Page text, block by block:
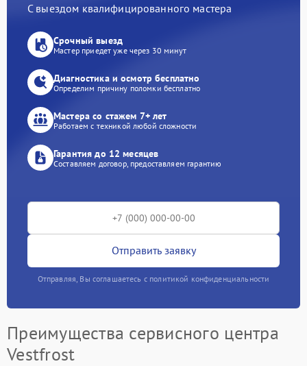
С выездом квалифицированного мастера
Срочный выезд
Мастер приедет уже через 30 минут
Диагностика и осмотр бесплатно
Определим причину поломки бесплатно
Мастера со стажем 7+ лет
Работаем с техникой любой сложности
Гарантия до 12 месяцев
Составляем договор, предоставляем гарантию
Отправить заявку
Отправляя, Вы соглашаетесь с политикой конфиденциальности
Преимущества сервисного центра
Vestfrost